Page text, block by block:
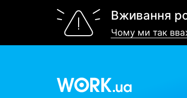
Вживання
Чому ми так